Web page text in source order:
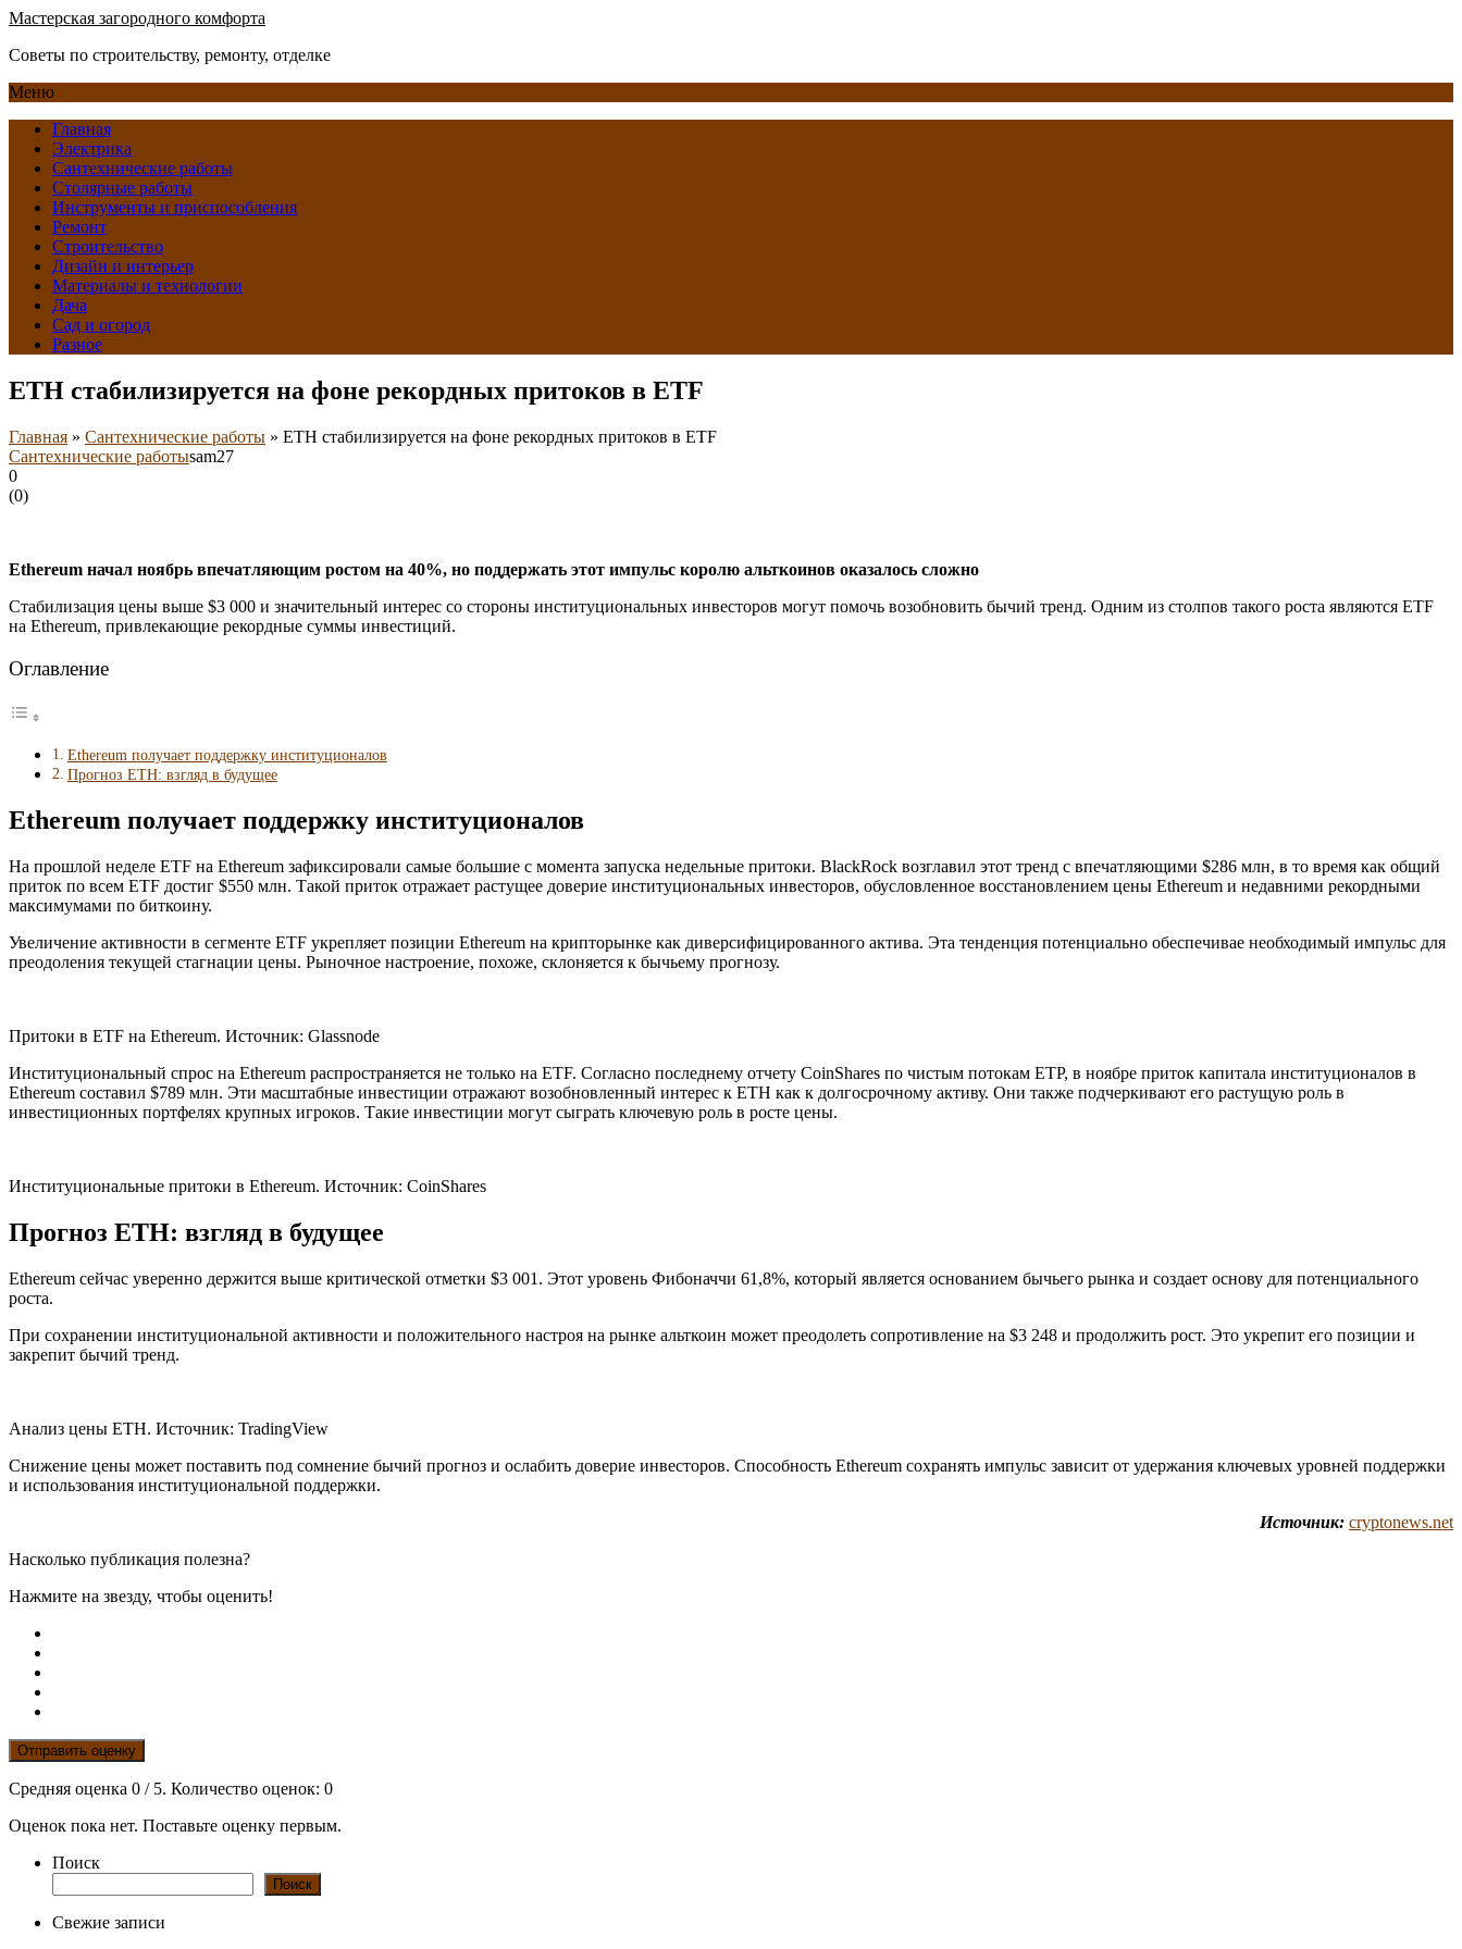
Мастерская загородного комфорта
Советы по строительству, ремонту, отделке
Меню
Главная
Электрика
Сантехнические работы
Столярные работы
Инструменты и приспособления
Ремонт
Строительство
Дизайн и интерьер
Материалы и технологии
Дача
Сад и огород
Разное
ETH стабилизируется на фоне рекордных притоков в ETF
Главная » Сантехнические работы » ETH стабилизируется на фоне рекордных притоков в ETF
Сантехнические работыsam27
0
(0)
Ethereum начал ноябрь впечатляющим ростом на 40%, но поддержать этот импульс королю альткоинов оказалось сложно
Стабилизация цены выше $3 000 и значительный интерес со стороны институциональных инвесторов могут помочь возобновить бычий тренд. Одним из столпов такого роста являются ETF
на Ethereum, привлекающие рекордные суммы инвестиций.
Оглавление
Ethereum получает поддержку институционалов
Прогноз ETH: взгляд в будущее
Ethereum получает поддержку институционалов
На прошлой неделе ETF на Ethereum зафиксировали самые большие с момента запуска недельные притоки. BlackRock возглавил этот тренд с впечатляющими $286 млн, в то время как общий
приток по всем ETF достиг $550 млн. Такой приток отражает растущее доверие институциональных инвесторов, обусловленное восстановлением цены Ethereum и недавними рекордными
максимумами по биткоину.
Увеличение активности в сегменте ETF укрепляет позиции Ethereum на крипторынке как диверсифицированного актива. Эта тенденция потенциально обеспечивае необходимый импульс для
преодоления текущей стагнации цены. Рыночное настроение, похоже, склоняется к бычьему прогнозу.
Притоки в ETF на Ethereum. Источник: Glassnode
Институциональный спрос на Ethereum распространяется не только на ETF. Согласно последнему отчету CoinShares по чистым потокам ETP, в ноябре приток капитала институционалов в
Ethereum составил $789 млн. Эти масштабные инвестиции отражают возобновленный интерес к ETH как к долгосрочному активу. Они также подчеркивают его растущую роль в
инвестиционных портфелях крупных игроков. Такие инвестиции могут сыграть ключевую роль в росте цены.
Институциональные притоки в Ethereum. Источник: CoinShares
Прогноз ETH: взгляд в будущее
Ethereum сейчас уверенно держится выше критической отметки $3 001. Этот уровень Фибоначчи 61,8%, который является основанием бычьего рынка и создает основу для потенциального
роста.
При сохранении институциональной активности и положительного настроя на рынке альткоин может преодолеть сопротивление на $3 248 и продолжить рост. Это укрепит его позиции и
закрепит бычий тренд.
Анализ цены ETH. Источник: TradingView
Снижение цены может поставить под сомнение бычий прогноз и ослабить доверие инвесторов. Способность Ethereum сохранять импульс зависит от удержания ключевых уровней поддержки
и использования институциональной поддержки.
Источник: cryptonews.net
Насколько публикация полезна?
Нажмите на звезду, чтобы оценить!
Отправить оценку
Средняя оценка 0 / 5. Количество оценок: 0
Оценок пока нет. Поставьте оценку первым.
Поиск
Поиск
Свежие записи